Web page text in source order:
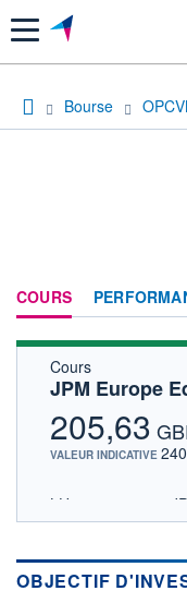
Menu
Bourse
COURS
Cours
JPM Europe
205,63
VALEUR INDICATIVE
LU0822043260 -
(Europe) S.à r.l.
Consulter le
OBJECTIF